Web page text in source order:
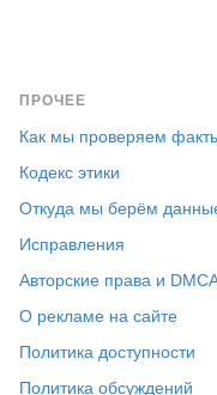
ПРОЧЕЕ
Как мы проверяем
Кодекс этики
Откуда мы берём
Исправления
Авторские права и
О рекламе на сайте
Политика доступности
Политика обсуждений